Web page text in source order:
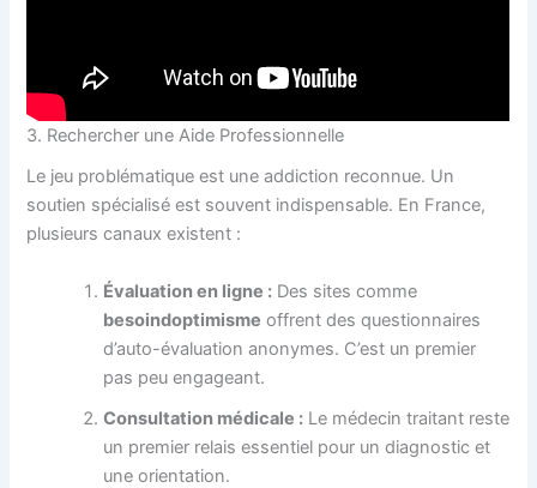
3. Rechercher une Aide Professionnelle
Le jeu problématique est une addiction reconnue. Un
soutien spécialisé est souvent indispensable. En France,
plusieurs canaux existent :
Évaluation en ligne : Des sites comme
besoindoptimisme offrent des questionnaires
d’auto-évaluation anonymes. C’est un premier
pas peu engageant.
Consultation médicale : Le médecin traitant reste
un premier relais essentiel pour un diagnostic et
une orientation.